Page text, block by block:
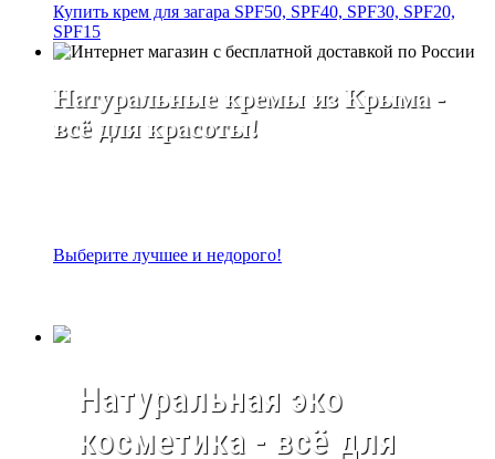
Купить крем для загара SPF50, SPF40, SPF30, SPF20,
SPF15
Натуральные кремы из Крыма -
всё для красоты!
Выберите лучшее и недорого!
Натуральная эко
косметика - всё для